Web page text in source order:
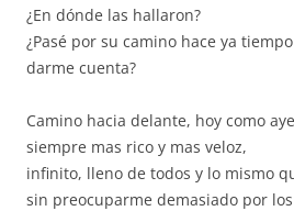
¿En dónde las hallaron?
¿Pasé por su camino hace ya
darme cuenta?
Camino hacia delante, hoy como
siempre mas rico y mas veloz,
infinito, lleno de todos y lo mismo
sin preocuparme demasiado por